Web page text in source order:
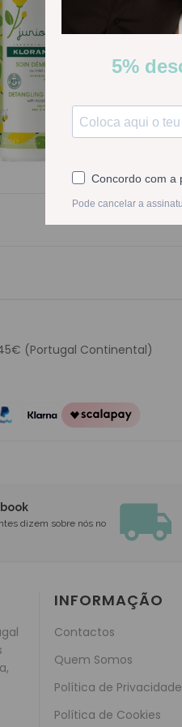
(Portugal Continental)
dizem sobre nós no
INFORMAÇÃO
Contactos
Quem Somos
Política de Privacidade
Política de Cookies